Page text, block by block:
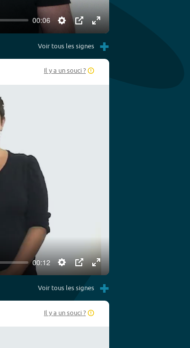
00:06
Settings
PIP Enter
fullscreen
Voir tous les signes +
Il y a un souci ?
00:12
Settings
PIP Enter
fullscreen
Voir tous les signes +
Il y a un souci ?